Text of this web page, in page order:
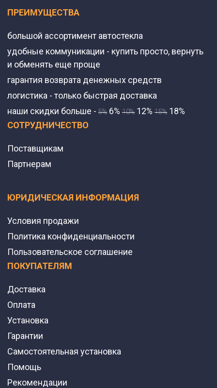
ПРЕИМУЩЕСТВА
большой ассортимент автостекла
удобные коммуникации - купить просто, вернуть
и обменять еще проще
гарантия возврата денежных средств
логистика - только быстрая доставка
наши скидки больше - 5% 6% 10% 12% 15% 18%
СОТРУДНИЧЕСТВО
Поставщикам
Партнерам
ЮРИДИЧЕСКАЯ ИНФОРМАЦИЯ
Условия продажи
Политика конфиденциальности
Пользовательское соглашение
ПОКУПАТЕЛЯМ
Доставка
Оплата
Установка
Гарантии
Самостоятельная установка
Помощь
Рекомендации